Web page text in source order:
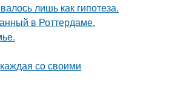
лишь как гипотеза.
в Роттердаме.
со своими